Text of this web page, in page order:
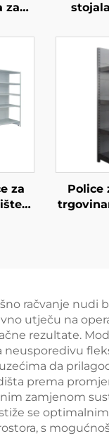
za
na
za
Police
račvanje nudi
utječu na
rezultate.
neusporedivu
da
prema
zamjenom
se optimalnim
s